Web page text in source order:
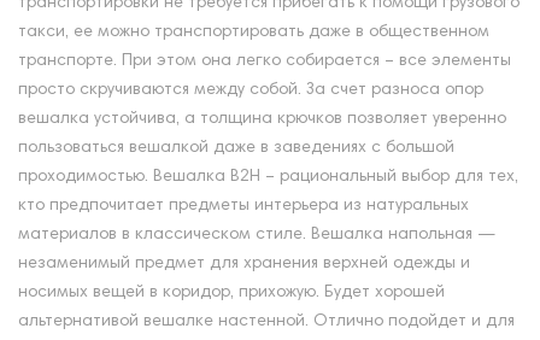
транспортировки не требуется прибегать к помощи грузового
такси, ее можно транспортировать даже в общественном
транспорте. При этом она легко собирается – все элементы
просто скручиваются между собой. За счет разноса опор
вешалка устойчива, а толщина крючков позволяет уверенно
пользоваться вешалкой даже в заведениях с большой
проходимостью. Вешалка В2Н – рациональный выбор для тех,
кто предпочитает предметы интерьера из натуральных
материалов в классическом стиле. Вешалка напольная —
незаменимый предмет для хранения верхней одежды и
носимых вещей в коридор, прихожую. Будет хорошей
альтернативой вешалке настенной. Отлично подойдет и для